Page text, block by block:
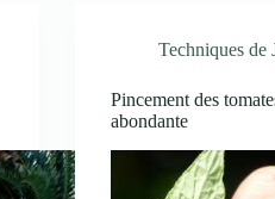
Techniques de
Pincement des
abondante